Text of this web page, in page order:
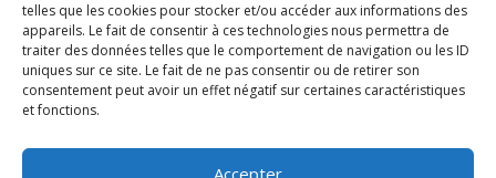
telles que les cookies pour stocker et/ou accéder aux informations des
appareils. Le fait de consentir à ces technologies nous permettra de
traiter des données telles que le comportement de navigation ou les ID
uniques sur ce site. Le fait de ne pas consentir ou de retirer son
consentement peut avoir un effet négatif sur certaines caractéristiques
et fonctions.
Accepter
Caen • Paris • Marseille Lyon• Nancy • Lille •Bordeaux •
International